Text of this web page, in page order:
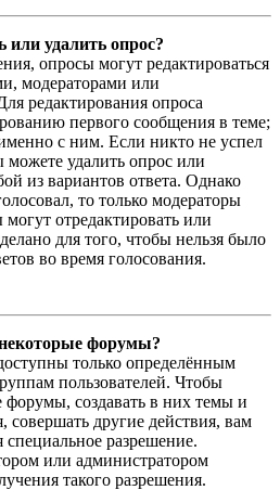
или удалить опрос?
опросы могут редактироваться
модераторами или
редактирования опроса
первого сообщения в теме;
с ним. Если никто не успел
можете удалить опрос или
из вариантов ответа. Однако
то только модераторы
отредактировать или
для того, чтобы нельзя было
во время голосования.
форумы?
только определённым
пользователей. Чтобы
форумы, создавать в них темы и
совершать другие действия, вам
специальное разрешение.
или администратором
такого разрешения.